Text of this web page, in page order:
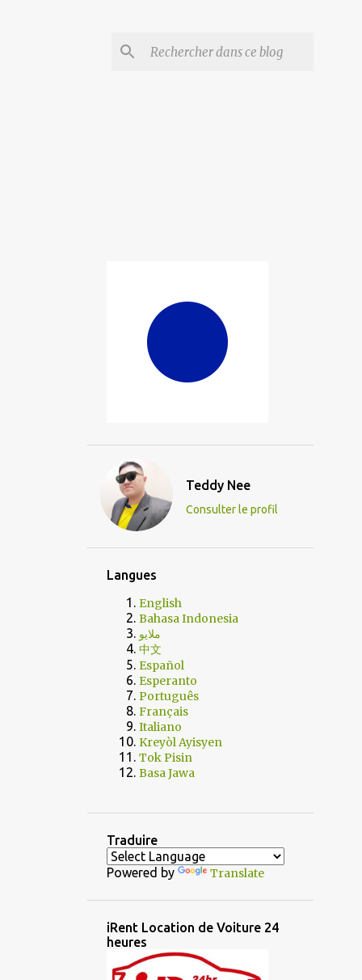
Teddy Nee
Consulter le profil
Langues
English
Bahasa Indonesia
ملايو
中文
Español
Esperanto
Português
Français
Italiano
Kreyòl Ayisyen
Tok Pisin
Basa Jawa
Traduire
Powered by Translate
iRent Location de Voiture 24
heures